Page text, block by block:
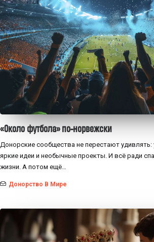
«Около футбола» по-норвежски
Донорские сообщества не перестают удивлять:
яркие идеи и необычные проекты. И всё ради
жизни. А потом ещё…
Донорство В Мире